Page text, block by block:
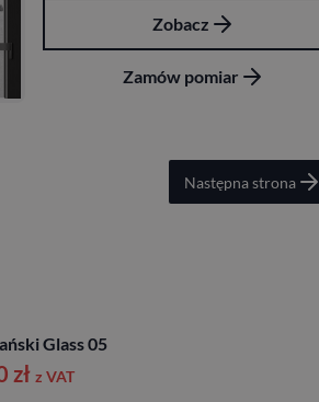
Zobacz
Zamów pomiar
Następna strona
Glass 05
zł z VAT